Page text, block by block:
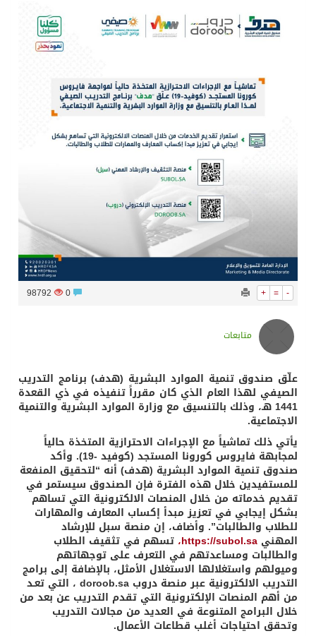
المحكمة العليا غدٍ الخميس هو المكمل لشهر رمضان
+ = -
98792
متابعات
علّق صندوق تنمية الموارد البشرية (هدف) برنامج التدريب
الصيفي لهذا العام الذي كان مقرراً تنفيذه في ذي القعدة
1441 هـ، وذلك بالتنسيق مع وزارة الموارد البشرية والتنمية
الاجتماعية.
يأتي ذلك تماشياً مع الإجراءات الاحترازية المتخذة حالياً
لمجابهة فايروس كورونا المستجد (كوفيد -19). وأكد
صندوق تنمية الموارد البشرية (هدف) أنه “لتحقيق المنفعة
للمستفيدين خلال هذه الفترة فإن الصندوق سيستمر في
تقديم خدماته من خلال المنصات الالكترونية التي تساهم
بشكل إيجابي في تعزيز مبدأ إكساب المعارف والمهارات
للطلاب والطالبات”. وأضاف، إن منصة سبل للإرشاد
المهني https://subol.sa، تسهم في تثقيف الطلاب
والطالبات ومساعدتهم في التعرف على توجهاتهم
وميولهم واستغلالها الاستغلال الأمثل، بالإضافة إلى برامج
التدريب الالكترونية عبر منصة دروب doroob.sa ، التي تعـد
من أهم المنصات الإلكترونية التي تقدم التدريب عن بعد من
خلال البرامج المتنوعة في العديد من مجالات التدريب
وتحقق احتياجات أغلب قطاعات الأعمال.